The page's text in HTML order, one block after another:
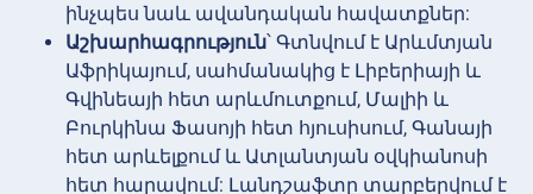
ինչպես նաև ավանդական հավատքներ:
Աշխարհագրություն՝ Գտնվում է Արևմտյան
Աֆրիկայում, սահմանակից է Լիբերիայի և
Գվինեայի հետ արևմուտքում, Մալիի և
Բուրկինա Ֆասոյի հետ հյուսիսում, Գանայի
հետ արևելքում և Ատլանտյան օվկիանոսի
հետ հարավում: Լանդշաֆտը տարբերվում է